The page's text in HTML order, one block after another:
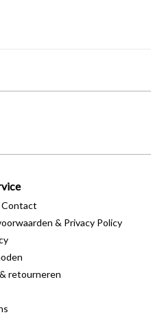
Contact
& Privacy Policy
retourneren